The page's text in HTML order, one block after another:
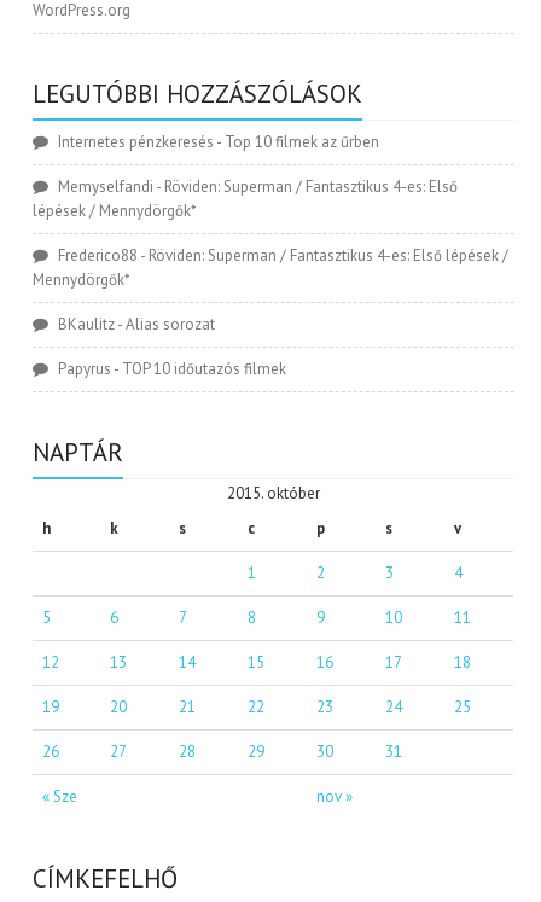
WordPress.org
LEGUTÓBBI HOZZÁSZÓLÁSOK
Internetes pénzkeresés - Top 10 filmek az űrben
Memyselfandi - Röviden: Superman / Fantasztikus 4-es: Első
lépések / Mennydörgők*
Frederico88 - Röviden: Superman / Fantasztikus 4-es: Első lépések /
Mennydörgők*
BKaulitz-Alias sorozat
Papyrus - TOP 10 időutazós filmek
NAPTÁR
2015. október
h
k s c p s v
« Sze nov »
1 2 3 4
5 6 7 8 9 10 11
12 13 14 15 16 17 18
19 20 21 22 23 24 25
26 27 28 29 30 31
CÍMKEFELHŐ